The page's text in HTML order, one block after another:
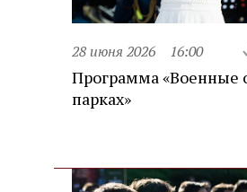
28 июня 2026 16:00
Программа «Военные
парках»